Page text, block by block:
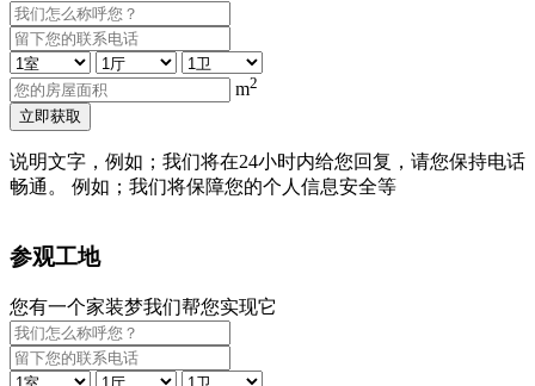
m2
立即获取
说明文字，例如；我们将在24小时内给您回复，请您保持电话
畅通。 例如；我们将保障您的个人信息安全等
参观工地
您有一个家装梦我们帮您实现它